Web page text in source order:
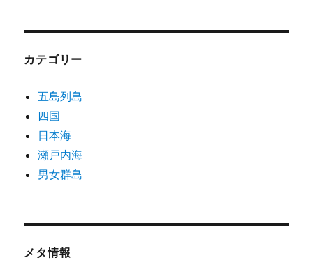
カテゴリー
五島列島
四国
日本海
瀬戸内海
男女群島
メタ情報